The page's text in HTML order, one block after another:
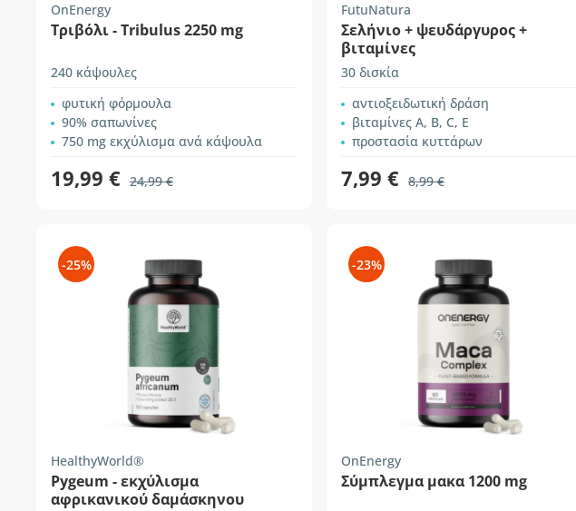
OnEnergy
Τριβόλι - Tribulus 2250 mg
240 κάψουλες
φυτική φόρμουλα
90% σαπωνίνες
750 mg εκχύλισμα ανά κάψουλα
19,99 € 24,99 €
FutuNatura
Σελήνιο + ψευδάργυρος +
βιταμίνες
30 δισκία
αντιοξειδωτική δράση
βιταμίνες A, B, C, E
προστασία κυττάρων
7,99 € 8,99 €
-25%
HealthyWorld®
Pygeum - εκχύλισμα
αφρικανικού δαμάσκηνου
-23%
OnEnergy
Σύμπλεγμα μακα 1200 mg